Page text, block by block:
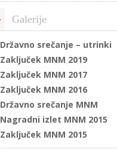
Galerije
Državno srečanje – utrinki
Zaključek MNM 2019
Zaključek MNM 2017
Zaključek MNM 2016
Državno srečanje MNM
Nagradni izlet MNM 2015
Zaključek MNM 2015